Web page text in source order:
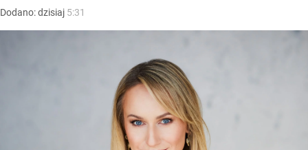
Dodano:dzisiaj 5:31